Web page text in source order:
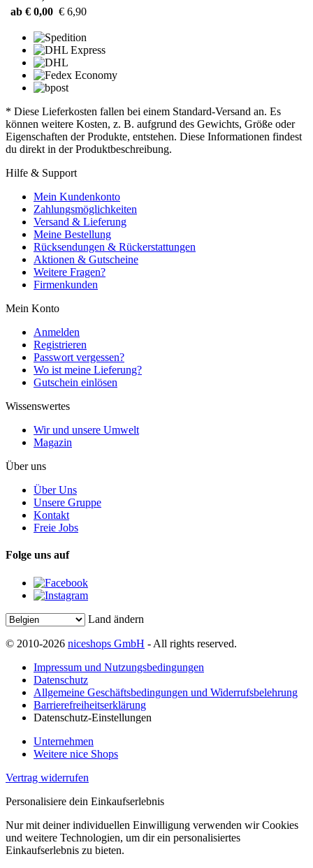
ab € 0,00 € 6,90
* Diese Lieferkosten fallen bei einem Standard-Versand an. Es
können weitere Kosten, z. B. aufgrund des Gewichts, Größe oder
Eigenschaften der Produkte, entstehen. Diese Informationen findest
du direkt in der Produktbeschreibung.
Hilfe & Support
Mein Kundenkonto
Zahlungsmöglichkeiten
Versand & Lieferung
Meine Bestellung
Rücksendungen & Rückerstattungen
Aktionen & Gutscheine
Weitere Fragen?
Firmenkunden
Mein Konto
Anmelden
Registrieren
Passwort vergessen?
Wo ist meine Lieferung?
Gutschein einlösen
Wissenswertes
Wir und unsere Umwelt
Magazin
Über uns
Über Uns
Unsere Gruppe
Kontakt
Freie Jobs
Folge uns auf
Land ändern
© 2010-2026 niceshops GmbH - All rights reserved.
Impressum und Nutzungsbedingungen
Datenschutz
Allgemeine Geschäftsbedingungen und Widerrufsbelehrung
Barrierefreiheitserklärung
Datenschutz-Einstellungen
Unternehmen
Weitere nice Shops
Vertrag widerrufen
Personalisiere dein Einkaufserlebnis
Nur mit deiner individuellen Einwilligung verwenden wir Cookies
und weitere Technologien, um dir ein personalisiertes
Einkaufserlebnis zu bieten.